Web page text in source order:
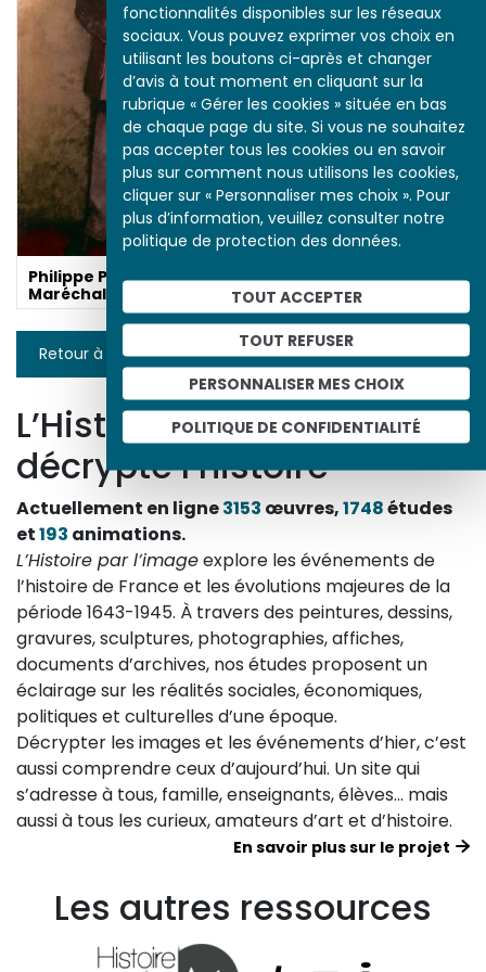
fonctionnalités disponibles sur les réseaux
sociaux. Vous pouvez exprimer vos choix en
utilisant les boutons ci-après et changer
d’avis à tout moment en cliquant sur la
rubrique « Gérer les cookies » située en bas
de chaque page du site. Si vous ne souhaitez
pas accepter tous les cookies ou en savoir
plus sur comment nous utilisons les cookies,
cliquer sur « Personnaliser mes choix ». Pour
plus d’information, veuillez consulter notre
politique de protection des données.
TOUT ACCEPTER
TOUT REFUSER
PERSONNALISER MES CHOIX
POLITIQUE DE CONFIDENTIALITÉ
Philippe Pétain,
Maréchal de France
Retour à la liste
L’Histoire par l’image
décrypte l’histoire
Actuellement en ligne3153 œuvres,1748études
et193 animations.
L’Histoire par l’imageexplore les événements de
l’histoire de France et les évolutions majeures de la
période 1643-1945. À travers des peintures, dessins,
gravures, sculptures, photographies, affiches,
documents d’archives, nos études proposent un
éclairage sur les réalités sociales, économiques,
politiques et culturelles d’une époque.
Décrypter les images et les événements d’hier, c’est
aussi comprendre ceux d’aujourd’hui. Un site qui
s’adresse à tous, famille, enseignants, élèves… mais
aussi à tous les curieux, amateurs d’art et d’histoire.
En savoir plus sur le projet
Les autres ressources